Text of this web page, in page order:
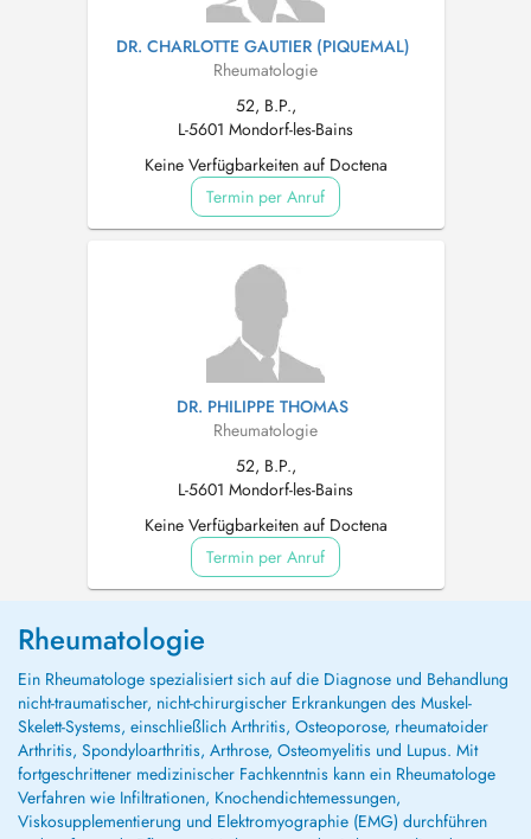
DR. CHARLOTTE GAUTIER (PIQUEMAL)
Rheumatologie
52, B.P.,
L-5601 Mondorf-les-Bains
Keine Verfügbarkeiten auf Doctena
Termin per Anruf
DR. PHILIPPE THOMAS
Rheumatologie
52, B.P.,
L-5601 Mondorf-les-Bains
Keine Verfügbarkeiten auf Doctena
Termin per Anruf
Rheumatologie
Ein Rheumatologe spezialisiert sich auf die Diagnose und Behandlung
nicht-traumatischer, nicht-chirurgischer Erkrankungen des Muskel-
Skelett-Systems, einschließlich Arthritis, Osteoporose, rheumatoider
Arthritis, Spondyloarthritis, Arthrose, Osteomyelitis und Lupus. Mit
fortgeschrittener medizinischer Fachkenntnis kann ein Rheumatologe
Verfahren wie Infiltrationen, Knochendichtemessungen,
Viskosupplementierung und Elektromyographie (EMG) durchführen